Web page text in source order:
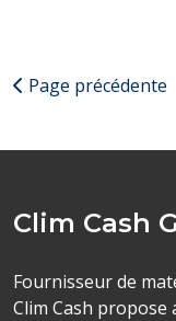
Page précédente
Clim Cash
Fournisseur de
Clim Cash